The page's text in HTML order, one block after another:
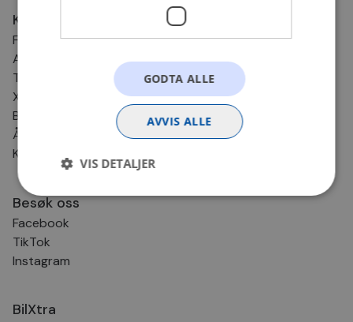
Kundesenter
Frakt og levering
Angrerett og retur
Tips & Råd
Xtra-service
BilXtra Kundeklubb
Åpenhetsloven
Klikk & Hent
Besøk oss
Facebook
TikTok
Instagram
BilXtra
GODTA ALLE
AVVIS ALLE
VIS DETALJER